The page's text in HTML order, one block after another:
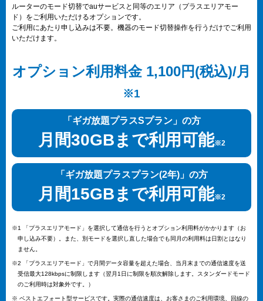
ルーターのモード切替でauサービスと同等のエリア（プラスエリアモー
ド）をご利用いただけるオプションです。
ご利用にあたり申し込みは不要。機器のモード切替操作を行うだけでご利用
いただけます。
オプション利用料金 1,100円(税込)/月
※1
「ギガ放題プラスSプラン」の方
月間30GBまで利用可能※2
「ギガ放題プラスプラン(2年)」の方
月間15GBまで利用可能※2
※1 「プラスエリアモード」を選択して通信を行うとオプション利用料がかかります（お
申し込み不要）。また、別モードを選択し直した場合でも同月の利用料は日割とはなり
ません。
※2 「プラスエリアモード」で月間データ容量を超えた場合、当月末までの通信速度を送
受信最大128kbpsに制限します（翌月1日に制限を順次解除します。スタンダードモード
のご利用時は対象外です。）
※ ベストエフォート型サービスです。実際の通信速度は、お客さまのご利用環境、回線の